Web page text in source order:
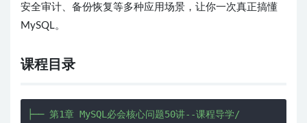
安全审计、备份恢复等多种应用场景，让你一次真正搞懂
MySQL。
课程目录
├── 第1章 MySQL必会核心问题50讲--课程导学/